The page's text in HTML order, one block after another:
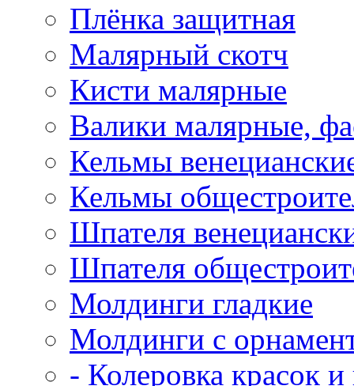
Плёнка защитная
Малярный скотч
Кисти малярные
Валики малярные,
Кельмы
Кельмы
Шпателя
Шпателя
Молдинги гладкие
Молдинги с
- Колеровка красок